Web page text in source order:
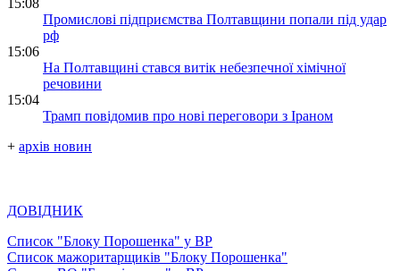
15:08
Промислові підприємства Полтавщини попали під удар
рф
15:06
На Полтавщині стався витік небезпечної хімічної
речовини
15:04
Трамп повідомив про нові переговори з Іраном
+ архів новин
ДОВІДНИК
Список "Блоку Порошенка" у ВР
Список мажоритарщиків "Блоку Порошенка"